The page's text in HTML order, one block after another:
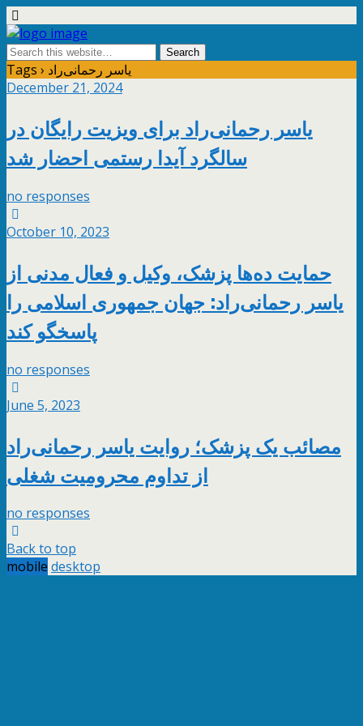
Tags › یاسر رحمانی‌راد
December 21, 2024
یاسر رحمانی‌راد برای ویزیت رایگان در
سالگرد آیدا رستمی احضار شد
no responses
October 10, 2023
حمایت ده‌ها پزشک، وکیل و فعال مدنی از
یاسر رحمانی‌راد: جهان جمهوری اسلامی را
پاسخگو کند
no responses
June 5, 2023
مصائب یک پزشک؛ روایت یاسر رحمانی‌راد
از تداوم محرومیت شغلی
no responses
Back to top
mobile desktop